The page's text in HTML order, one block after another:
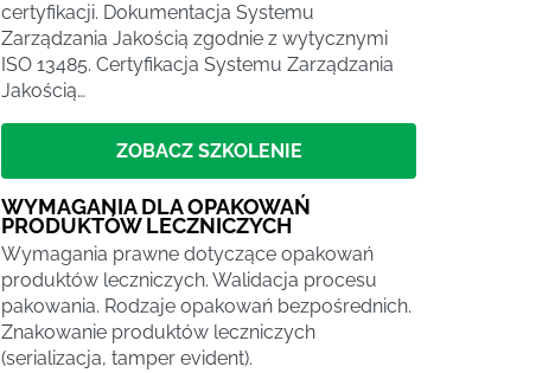
certyfikacji. Dokumentacja Systemu
Zarządzania Jakością zgodnie z wytycznymi
ISO 13485. Certyfikacja Systemu Zarządzania
Jakością…
ZOBACZ SZKOLENIE
WYMAGANIA DLA OPAKOWAŃ
PRODUKTÓW LECZNICZYCH
Wymagania prawne dotyczące opakowań
produktów leczniczych. Walidacja procesu
pakowania. Rodzaje opakowań bezpośrednich.
Znakowanie produktów leczniczych
(serializacja, tamper evident).